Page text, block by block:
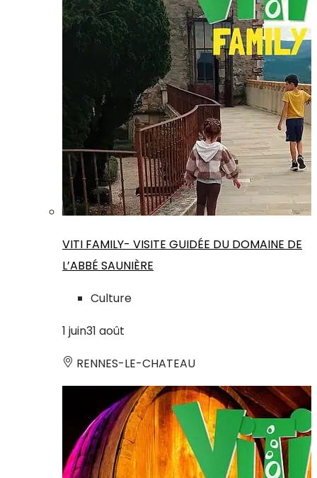
VITI FAMILY- VISITE GUIDÉE DU DOMAINE DE
L’ABBÉ SAUNIÈRE
Culture
1 juin31 août
RENNES-LE-CHATEAU